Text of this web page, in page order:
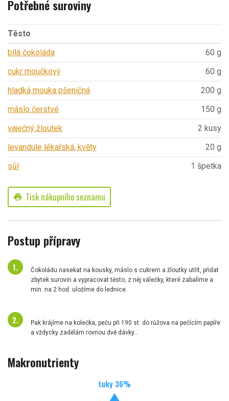
Potřebné suroviny
Těsto
bílá čokoláda
60 g
cukr moučkový
60 g
hladká mouka pšeničná
200 g
máslo čerstvé
150 g
vaječný žloutek
2 kusy
levandule lékařská, květy
20 g
sůl
1 špetka
print Tisk nákupního seznamu
Postup přípravy
Čokoládu nasekat na kousky, máslo s cukrem a žloutky utřít, přidat
zbytek surovin a vypracovat těsto, z něj válečky, které zabalíme a
min. na 2 hod. uložíme do lednice.
Pak krájíme na kolečka, peču při 190 st. do růžova na pečícím papíře
a vždycky zadělám rovnou dvě dávky...
Makronutrienty
tuky 36%